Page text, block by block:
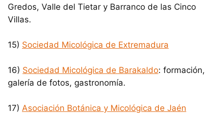
Gredos, Valle del Tietar y Barranco de las Cinco
Villas.
15) Sociedad Micológica de Extremadura
16) Sociedad Micológica de Barakaldo: formación,
galería de fotos, gastronomía.
17) Asociación Botánica y Micológica de Jaén